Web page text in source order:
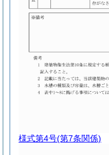
様式第4号(第7条関係)